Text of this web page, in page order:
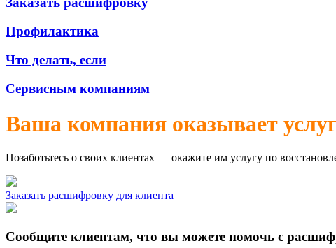
Профилактика
Что делать, если
Сервисным компаниям
Ваша компания оказывает
Позаботьтесь о своих клиентах — окажите им услугу по
Заказать расшифровку для клиента
Сообщите клиентам, что вы можете помочь с